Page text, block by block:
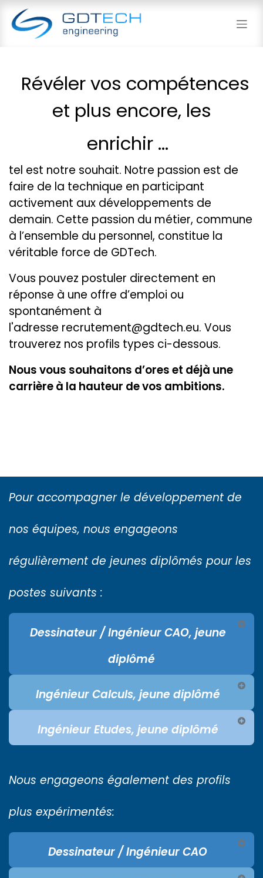
Se rendre au contenu
Révéler vos compétences
et plus encore, les
enrichir …
tel est notre souhait. Notre passion est de
faire de la technique en participant
activement aux développements de
demain. Cette passion du métier, commune
à l’ensemble du personnel, constitue la
véritable force de GDTech.
Vous pouvez postuler directement en
réponse à une offre d’emploi ou
spontanément à
l'adresse recrutement@gdtech.eu. Vous
trouverez nos profils types ci-dessous.
Nous vous souhaitons d’ores et déjà une
carrière à la hauteur de vos ambitions.
Pour accompagner le développement de
nos équipes, nous engageons
régulièrement de jeunes diplômés pour les
postes suivants : ​
Dessinateur / Ingénieur CAO, jeune
diplômé
Ingénieur Calculs, jeune diplômé
Ingénieur Etudes, jeune diplômé
Nous engageons également des profils
plus expérimentés:
Dessinateur / Ingénieur CAO